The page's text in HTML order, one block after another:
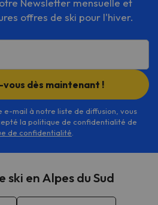
Newsletter mensuelle et
offres de ski pour l'hiver.
dès maintenant !
e-mail à notre liste de diffusion, vous
la politique de confidentialité de
de confidentialité
ski en Alpes du Sud